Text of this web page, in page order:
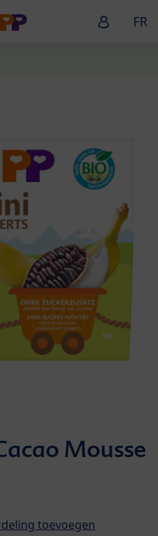
HiPP FR
Mousse
toevoegen